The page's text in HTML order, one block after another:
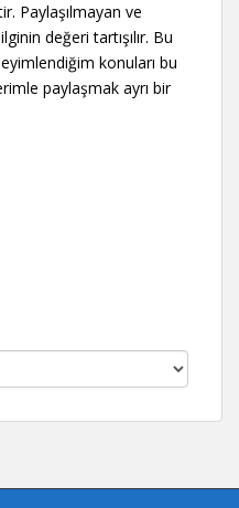
Paylaşılmayan ve
değeri tartışılır. Bu
konuları bu
paylaşmak ayrı bir